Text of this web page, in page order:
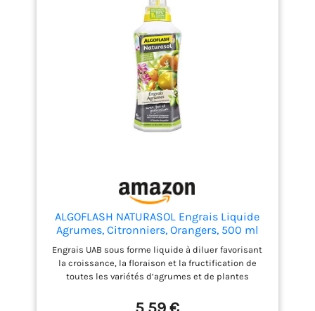
abeilles, les bourdons ainsi que d'autres insectes
Utilisation universelle : Idéal pour
tomates, concombres, fraises, framboises,
pommes, roses, hortensias, thuya et laurier-cerise.
Utilisable toute l’année : Accompagne la
croissance des plantes de mars à septembre pour
un développement optimal.
nutritionnel optimal : Engrais NPK 8+8+8
ALGOFLASH NATURASOL Engrais Liquide
Agrumes, Citronniers, Orangers, 500 ml
Engrais UAB sous forme liquide à diluer favorisant
la croissance, la floraison et la fructification de
toutes les variétés d’agrumes et de plantes
Dosage de l'engrais simple et précis grâce au